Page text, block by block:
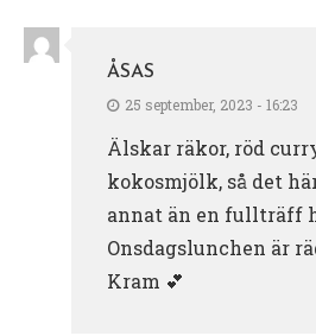
ÅSAS
25 september, 2023 - 16:23
Älskar räkor, röd
kokosmjölk, så det
annat än en fullträff
Onsdagslunchen är
Kram 💕